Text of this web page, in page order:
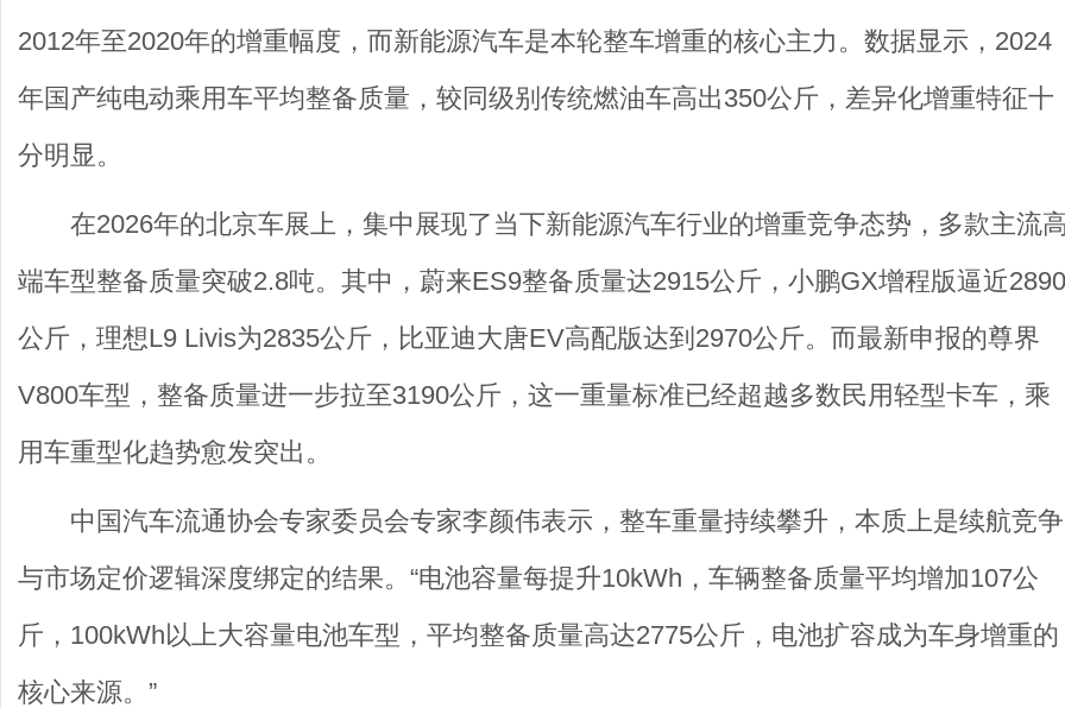
2012年至2020年的增重幅度，而新能源汽车是本轮整车增重的核心主力。数据显示，2024
年国产纯电动乘用车平均整备质量，较同级别传统燃油车高出350公斤，差异化增重特征十
分明显。
在2026年的北京车展上，集中展现了当下新能源汽车行业的增重竞争态势，多款主流
端车型整备质量突破2.8吨。其中，蔚来ES9整备质量达2915公斤，小鹏GX增程版逼近2890
公斤，理想L9 Livis为2835公斤，比亚迪大唐EV高配版达到2970公斤。而最新申报的尊界
V800车型，整备质量进一步拉至3190公斤，这一重量标准已经超越多数民用轻型卡车，乘
用车重型化趋势愈发突出。
中国汽车流通协会专家委员会专家李颜伟表示，整车重量持续攀升，本质上是续航竞争
与市场定价逻辑深度绑定的结果。“电池容量每提升10kWh，车辆整备质量平均增加107公
斤，100kWh以上大容量电池车型，平均整备质量高达2775公斤，电池扩容成为车身增重的
核心来源。”